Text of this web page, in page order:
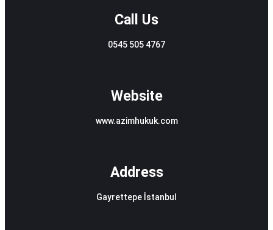
Call Us
0545 505 4767
Website
www.azimhukuk.com
Address
Gayrettepe İstanbul